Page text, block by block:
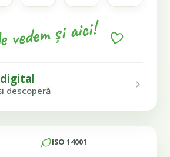
vedem și aici!
descoperă
ISO 14001